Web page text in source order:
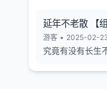
延年不老散 【组成】 熟地黄200克,天
冬180克 五味
游客 • 2025-02-
究竟有没有长生